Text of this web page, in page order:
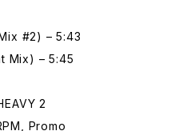
#2) – 5:43
Mix) – 5:45
2
Promo